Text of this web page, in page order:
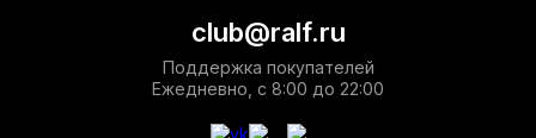
club@ralf.ru
Поддержка покупателей
Ежедневно, с 8:00 до 22:00